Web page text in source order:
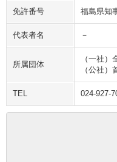
免許番号 福島県知
代表者名 －
所属団体
（一社
（公社
TEL 024-927-